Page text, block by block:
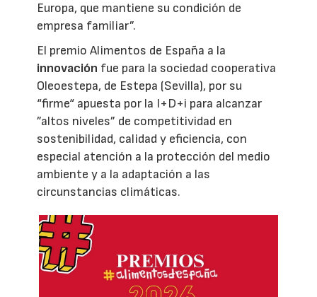
Europa, que mantiene su condición de
empresa familiar”.
El premio Alimentos de España a la
innovación fue para la sociedad cooperativa
Oleoestepa, de Estepa (Sevilla), por su
“firme“ apuesta por la I+D+i para alcanzar
”altos niveles” de competitividad en
sostenibilidad, calidad y eficiencia, con
especial atención a la protección del medio
ambiente y a la adaptación a las
circunstancias climáticas.